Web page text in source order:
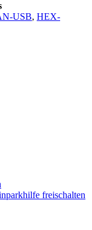
USB, HEX-
freischalten